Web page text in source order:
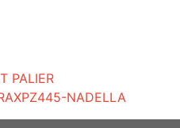
PALIER
NADELLA